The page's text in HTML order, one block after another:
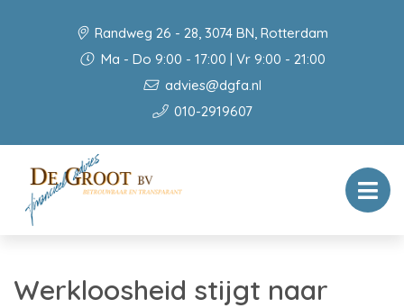
Randweg 26 - 28, 3074 BN, Rotterdam
Ma - Do 9:00 - 17:00 | Vr 9:00 - 21:00
advies@dgfa.nl
010-2919607
Werkloosheid stijgt naar